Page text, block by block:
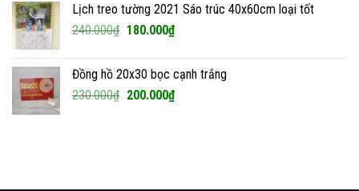
Lịch treo tường 2021 Sáo trúc 40x60cm loại tốt
240.000₫ Giá
240.000₫.
180.000₫Giá
là:
180.000₫.
Đồng hồ 20x30 bọc cạnh trắng
230.000₫ Giá
200.000₫Giá